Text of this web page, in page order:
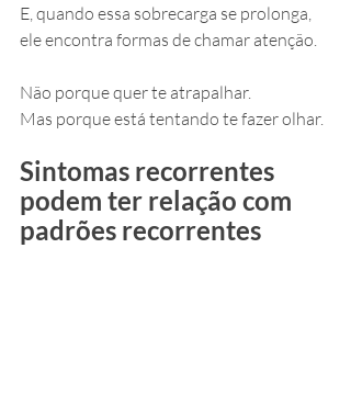
E, quando essa sobrecarga se prolonga,
ele encontra formas de chamar atenção.
Não porque quer te atrapalhar.
Mas porque está tentando te fazer olhar.
Sintomas recorrentes
podem ter relação com
padrões recorrentes